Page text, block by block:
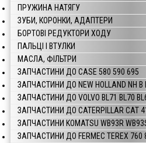
ПРУЖИНА НАТЯГУ
ЗУБИ, КОРОНКИ, АДАПТЕРИ
БОРТОВІ РЕДУКТОРИ ХОДУ
ПАЛЬЦІ І ВТУЛКИ
МАСЛА, ФІЛЬТРИ
ЗАПЧАСТИНИ ДО CASE 580 590 695
ЗАПЧАСТИНИ ДО NEW HOLLAND NH B
ЗАПЧАСТИНИ ДО VOLVO BL71 BL70
ЗАПЧАСТИНИ ДО CATERPILLAR CAT
ЗАПЧАСТИНИ KOMATSU WB93R
ЗАПЧАСТИНИ ДО FERMEC TEREX 760